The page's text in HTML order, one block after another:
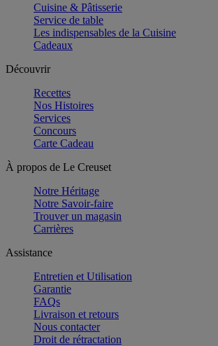
Cuisine & Pâtisserie
Service de table
Les indispensables de la Cuisine
Cadeaux
Découvrir
Recettes
Nos Histoires
Services
Concours
Carte Cadeau
À propos de Le Creuset
Notre Héritage
Notre Savoir-faire
Trouver un magasin
Carrières
Assistance
Entretien et Utilisation
Garantie
FAQs
Livraison et retours
Nous contacter
Droit de rétractation